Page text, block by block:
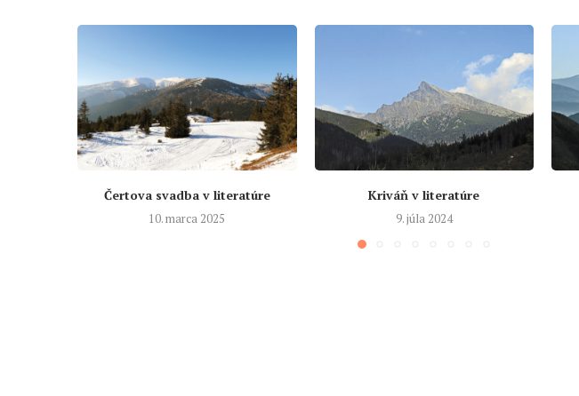
Čertova svadba v literatúre
10. marca 2025
Kriváň v literatúre
9. júla 2024